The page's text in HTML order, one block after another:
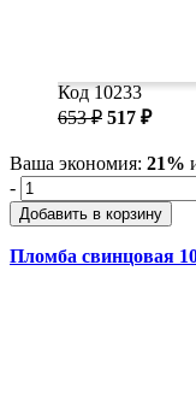
Код 10233
653 ₽ 517 ₽
Ваша экономия: 21%
-
Добавить в корзину
Пломба свинцовая